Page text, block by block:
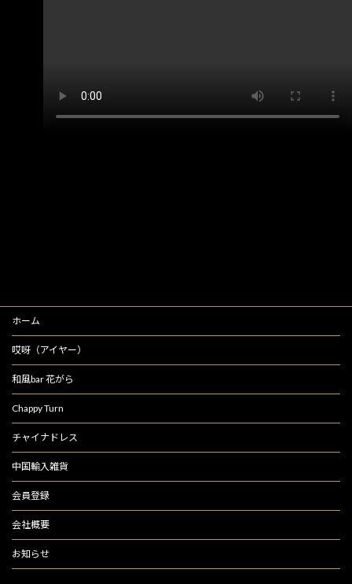
ホーム
哎呀（アイヤー）
和風bar 花がら
Chappy Turn
チャイナドレス
中国輸入雑貨
会員登録
会社概要
お知らせ